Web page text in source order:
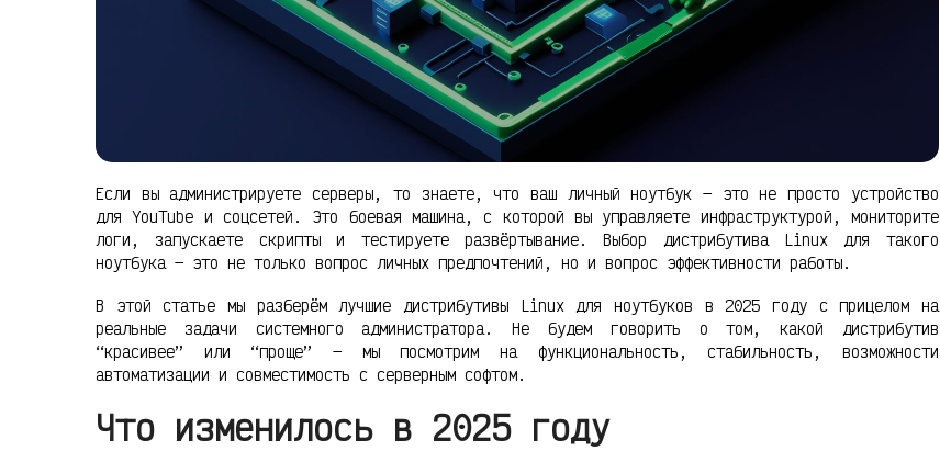
Если вы администрируете серверы, то знаете, что ваш личный ноутбук — это не просто устройство
для YouTube и соцсетей. Это боевая машина, с которой вы управляете инфраструктурой, мониторите
логи, запускаете скрипты и тестируете развёртывание. Выбор дистрибутива Linux для такого
ноутбука — это не только вопрос личных предпочтений, но и вопрос эффективности работы.
В этой статье мы разберём лучшие дистрибутивы Linux для ноутбуков в 2025 году с прицелом на
реальные задачи системного администратора. Не будем говорить о том, какой дистрибутив
“красивее” или “проще” — мы посмотрим на функциональность, стабильность, возможности
автоматизации и совместимость с серверным софтом.
Что изменилось в 2025 году